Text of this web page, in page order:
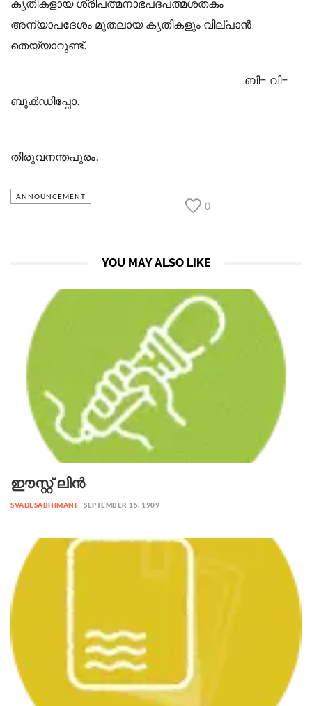
കൃതികളായ ശ്രീപത്മനാഭപദപത്മശതകം
അന്യാപദേശം മുതലായ കൃതികളും വില്പാന്‍
തെയ്യാറുണ്ട്.
ബി- വി-
ബുക്‍ഡിപ്പോ.
തിരുവനന്തപുരം.
ANNOUNCEMENT
0
YOU MAY ALSO LIKE
ഈസ്റ്റ് ലിൻ
SVADESABHIMANI SEPTEMBER 15, 1909